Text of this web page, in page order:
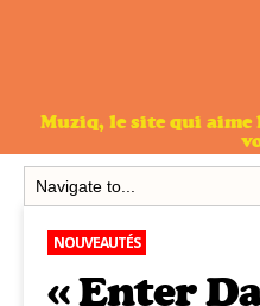
Muziq, le site qui aime
NOUVEAUTÉS
« Enter